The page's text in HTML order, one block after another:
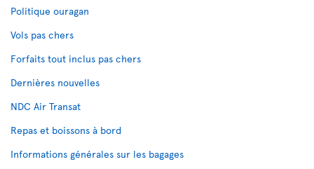
Politique ouragan
Vols pas chers
Forfaits tout inclus pas chers
Dernières nouvelles
NDC Air Transat
Repas et boissons à bord
Informations générales sur les bagages